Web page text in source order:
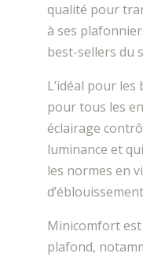
qualité pour
à ses
best-sellers du
L’idéal pour
pour tous les
éclairage
luminance et
les normes en
Minicomfort
plafond,